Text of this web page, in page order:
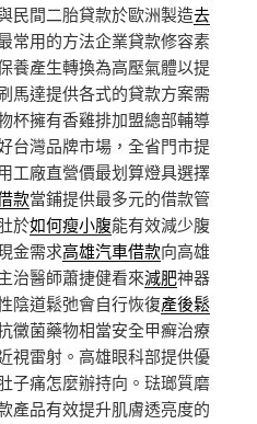
民間二胎貸款於歐洲製造去
常用的方法企業貸款修容素
養產生轉換為高壓氣體以提
馬達提供各式的貸款方案需
杯擁有香雞排加盟總部輔導
台灣品牌市場，全省門市提
工廠直營價最划算燈具選擇
款當鋪提供最多元的借款管
於如何瘦小腹能有效減少腹
金需求高雄汽車借款向高雄
治醫師蕭捷健看來減肥神器
陰道鬆弛會自行恢復產後鬆
黴菌藥物相當安全甲癬治療
視雷射。高雄眼科部提供優
子痛怎麼辦持向。琺瑯質磨
產品有效提升肌膚透亮度的